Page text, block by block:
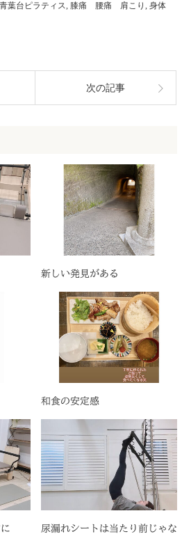
葉台ピラティス, 膝痛 腰痛 肩こり , 身体
次の記事
新しい発見がある
和食の安定感
尿漏れシートは当たり前じゃな